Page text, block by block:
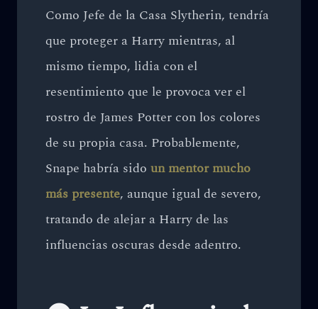
Como Jefe de la Casa Slytherin, tendría
que proteger a Harry mientras, al
mismo tiempo, lidia con el
resentimiento que le provoca ver el
rostro de James Potter con los colores
de su propia casa. Probablemente,
Snape habría sido un mentor mucho
más presente, aunque igual de severo,
tratando de alejar a Harry de las
influencias oscuras desde adentro.